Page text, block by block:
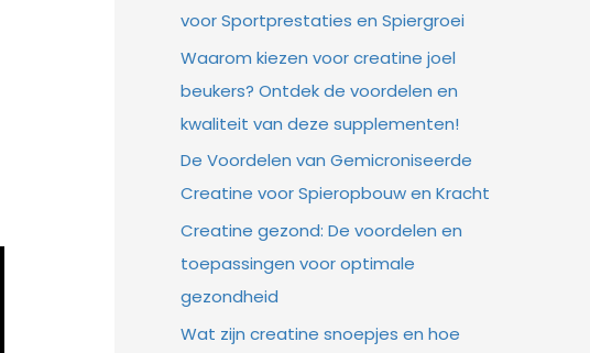
voor Sportprestaties en Spiergroei
Waarom kiezen voor creatine joel
beukers? Ontdek de voordelen en
kwaliteit van deze supplementen!
De Voordelen van Gemicroniseerde
Creatine voor Spieropbouw en Kracht
Creatine gezond: De voordelen en
toepassingen voor optimale
gezondheid
Wat zijn creatine snoepjes en hoe